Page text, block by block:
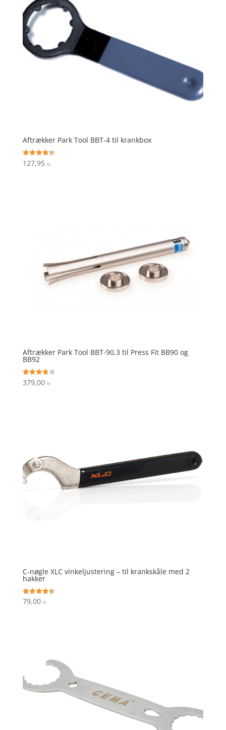
Aftrækker Park Tool BBT-4 til krankbox
Vurderet
4.4
127,95 kr.
Aftrækker Park Tool BBT-90.3 til Press Fit BB90 og
BB92
Vurderet
3.8
379,00 kr.
C-nøgle XLC vinkeljustering – til krankskåle med 2
hakker
Vurderet
4.5
79,00 kr.